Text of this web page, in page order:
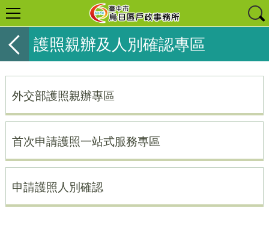
護照親辦及人別確認專區
外交部護照親辦專區
首次申請護照一站式服務專區
申請護照人別確認